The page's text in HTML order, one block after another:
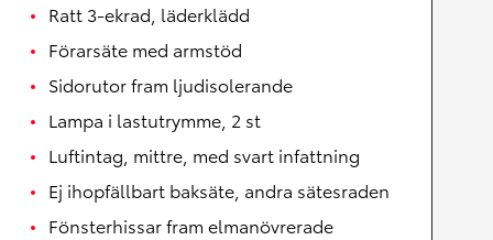
Ratt 3-ekrad, läderklädd
Förarsäte med armstöd
Sidorutor fram ljudisolerande
Lampa i lastutrymme, 2 st
Luftintag, mittre, med svart infattning
Ej ihopfällbart baksäte, andra sätesraden
Fönsterhissar fram elmanövrerade